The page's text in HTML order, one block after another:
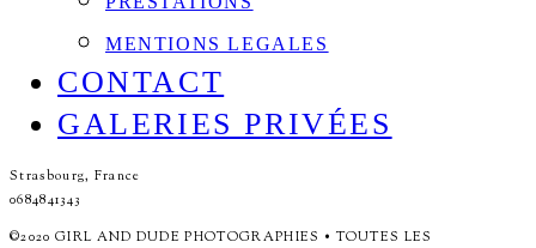
MENTIONS LEGALES
CONTACT
GALERIES PRIVÉES
Strasbourg, France
0684841343
©2020 GIRL AND DUDE PHOTOGRAPHIES • TOUTES LES